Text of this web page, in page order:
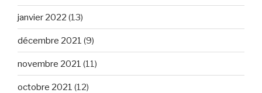
janvier 2022 (13)
décembre 2021 (9)
novembre 2021 (11)
octobre 2021 (12)